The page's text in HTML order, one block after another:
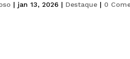
| jan 13, 2026 | Destaque | 0